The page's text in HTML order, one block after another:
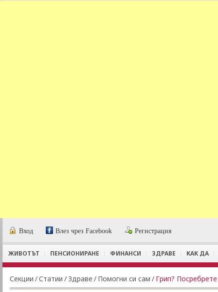
Вход Влез чрез Facebook Регистрация
ЖИВОТЪТ ПЕНСИОНИРАНЕ ФИНАНСИ ЗДРАВЕ КАК ДА
Секции /Статии / Здраве / Помогни си сам / Грип?